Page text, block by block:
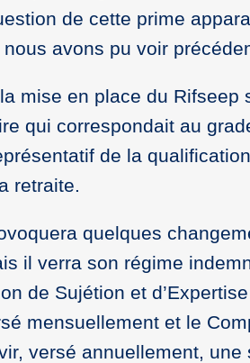
de cette prime
avons pu voir
mise en place du Rifseep
qui correspondait au
de la
retraite.
quelques
il verra son régime
de Sujétion et
mensuellement et le
versé annuellement,